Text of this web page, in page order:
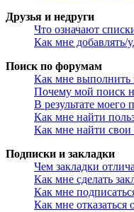
Друзья и недруги
Что означают
Как мне добавлять/
Поиск по форумам
Как мне
Почему мой поиск
В результате моего
Как мне найти
Как мне найти
Подписки и закладки
Чем закладки
Как мне сделать
Как мне
Как мне отказаться